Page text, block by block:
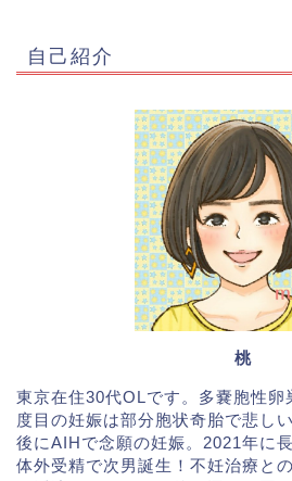
自己紹介
桃
東京在住30代OLです。多嚢胞性卵
度目の妊娠は部分胞状奇胎で悲し
後にAIHで念願の妊娠。2021年に
体外受精で次男誕生！不妊治療と